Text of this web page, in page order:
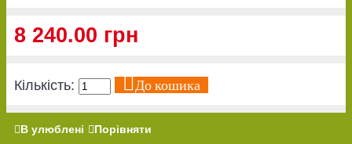
8 240.00 грн
Кількість: До кошика
В улюблені Порівняти